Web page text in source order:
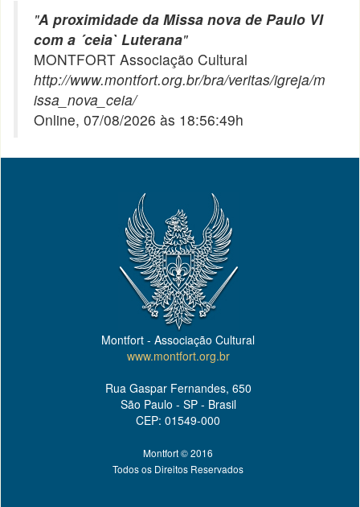
"A proximidade da Missa nova de Paulo VI
com a ´ceia` Luterana"
MONTFORT Associação Cultural
http://www.montfort.org.br/bra/veritas/igreja/m
issa_nova_ceia/
Online, 07/08/2026 às 18:56:49h
Montfort - Associação Cultural
www.montfort.org.br
Rua Gaspar Fernandes, 650
São Paulo - SP - Brasil
CEP: 01549-000
Montfort © 2016
Todos os Direitos Reservados